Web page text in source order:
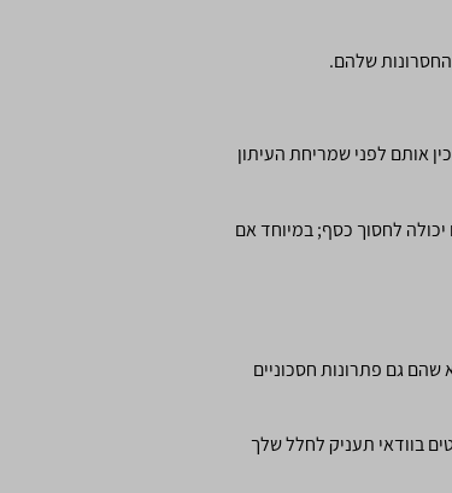
שלהם.
אותם לפני שמריחת העיתון
לחסוך כסף; במיוחד אם
שהם גם פתרונות חסכוניים
בוודאי תעניק לחלל שלך